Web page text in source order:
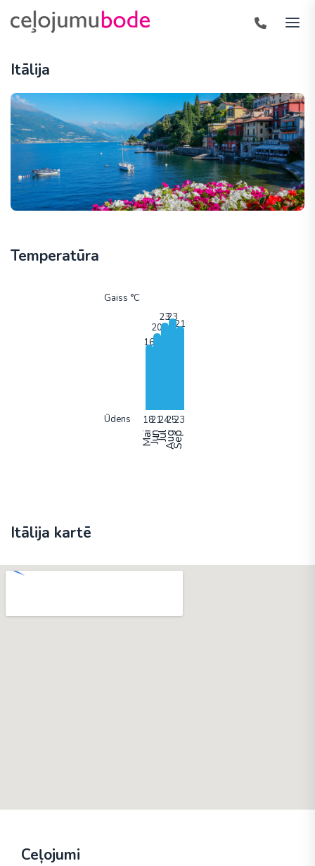
Itālija
Temperatūra
Gaiss °C
Ūdens
MaiJunJūlAugSep
Itālija kartē
Ceļojumi